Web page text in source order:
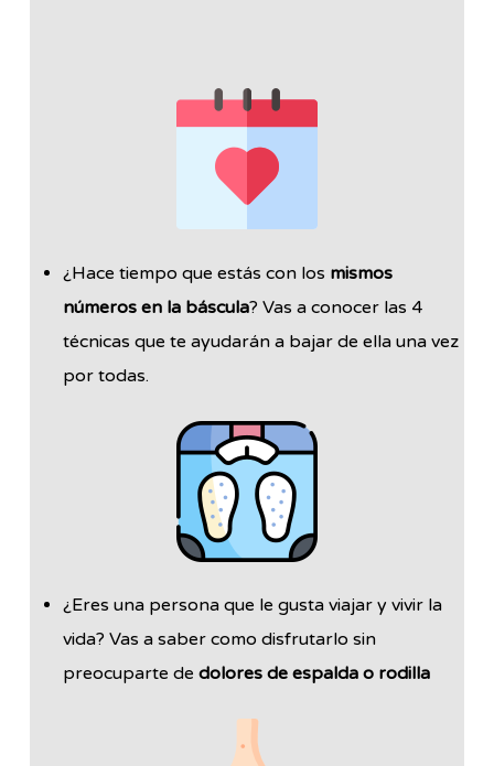
¿Hace tiempo que estás con los mismos
números en la báscula? Vas a conocer las 4
técnicas que te ayudarán a bajar de ella una vez
por todas.
¿Eres una persona que le gusta viajar y vivir la
vida? Vas a saber como disfrutarlo sin
preocuparte dedolores de espalda o rodilla